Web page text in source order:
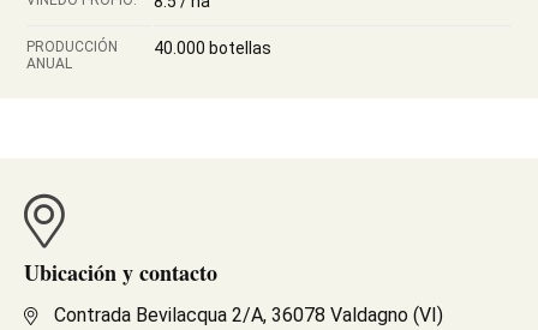
PRODUCCIÓN
ANUAL
40.000 botellas
Ubicación y contacto
Contrada Bevilacqua 2/A, 36078 Valdagno (VI)